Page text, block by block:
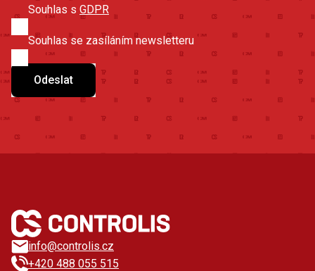
Souhlas s GDPR
Souhlas se zasíláním newsletteru
Odeslat
info@controlis.cz
+420 488 055 515